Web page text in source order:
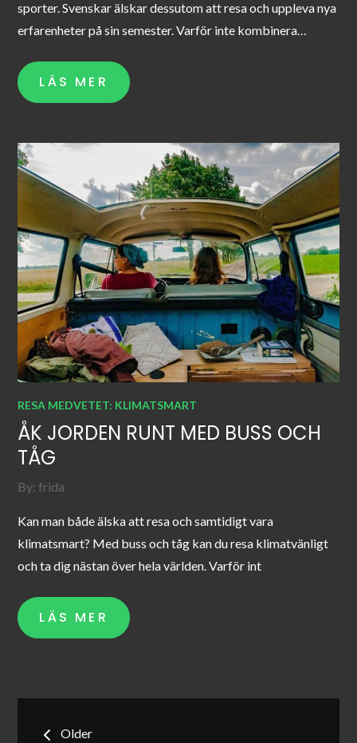
sporter. Svenskar älskar dessutom att resa och uppleva nya
erfarenheter på sin semester. Varför inte kombinera…
LÄS MER
RESA MEDVETET: KLIMATSMART
ÅK JORDEN RUNT MED BUSS OCH
TÅG
By:frida
Kan man både älska att resa och samtidigt vara
klimatsmart? Med buss och tåg kan du resa klimatvänligt
och ta dig nästan över hela världen. Varför int
LÄS MER
Inläggsnavigering
Older